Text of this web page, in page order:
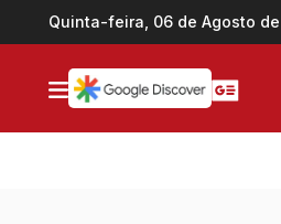
Ir direto pro conteúdo
Quinta-feira, 06 de Agosto